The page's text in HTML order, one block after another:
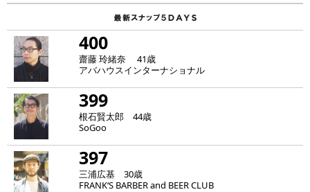
400
齋藤 玲緒奈 41歳
アバハウスインターナショナル
399
根石賢太郎 44歳
SoGoo
397
三浦広基 30歳
FRANK‘S BARBER and BEER CLUB